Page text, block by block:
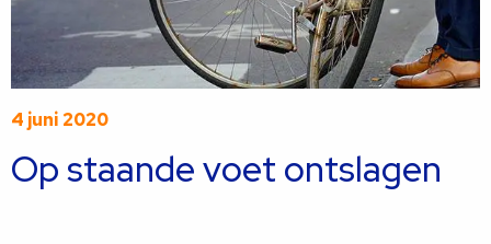
4 juni 2020
Op staande voet ontslagen